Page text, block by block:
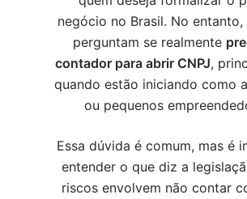
negócio no Brasil. No entanto,
perguntam se realmente
contador para abrir CNPJ,
quando estão iniciando como
ou pequenos
Essa dúvida é comum, mas é
entender o que diz a
riscos envolvem não contar